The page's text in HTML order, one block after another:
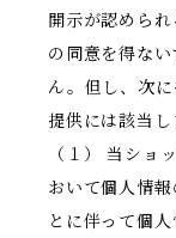
開示が認めら
の同意を得な
ん。但し、次
提供には該当し
（１） 当ショ
おいて個人情
とに伴って個